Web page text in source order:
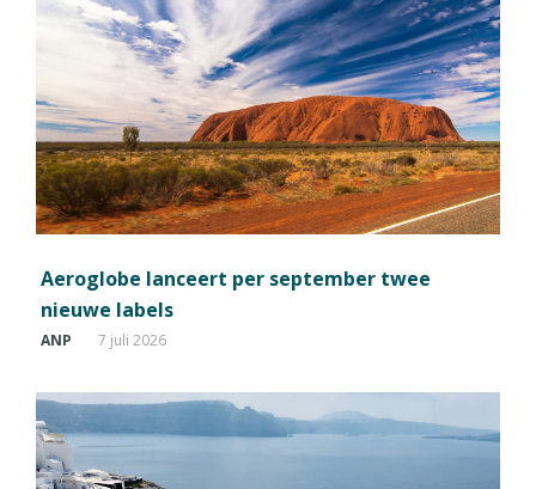
Aeroglobe lanceert per september twee
nieuwe labels
ANP 7 juli 2026